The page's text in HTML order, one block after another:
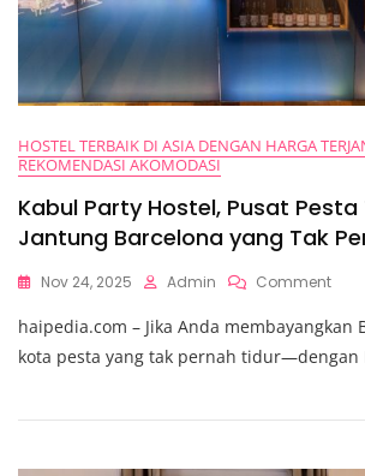
HOSTEL TERBAIK DI ASIA DENGAN HARGA
REKOMENDASI AKOMODASI
Kabul Party Hostel, Pusat Pesta
Jantung Barcelona yang Tak
Nov 24, 2025 Admin CommentOn
Party
Pusat
haipedia.com – Jika Anda membayangkan
kota pesta yang tak pernah tidur—dengan